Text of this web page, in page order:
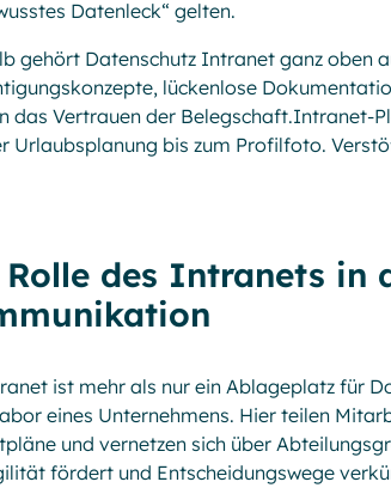
Datenleck“ gelten.
gehört Datenschutz Intranet ganz oben
lückenlose
das Vertrauen der Belegschaft.Intranet-
Urlaubsplanung bis zum Profilfoto.
Rolle des Intranets in
ist mehr als nur ein Ablageplatz für
eines Unternehmens. Hier teilen
und vernetzen sich über
fördert und Entscheidungswege